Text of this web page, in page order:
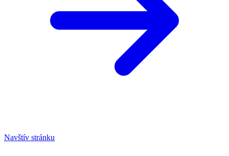
Navštív stránku